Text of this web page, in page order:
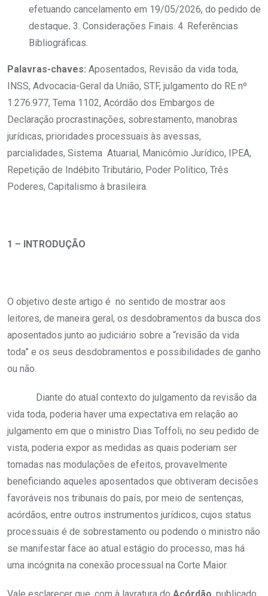
efetuando cancelamento em 19/05/2026, do pedido de
destaque. 3. Considerações Finais. 4. Referências
Bibliográficas.
Palavras-chaves: Aposentados, Revisão da vida toda,
INSS, Advocacia-Geral da União, STF, julgamento do RE nº
1.276.977, Tema 1102, Acórdão dos Embargos de
Declaração procrastinações, sobrestamento, manobras
jurídicas, prioridades processuais às avessas,
parcialidades, Sistema Atuarial, Manicômio Jurídico, IPEA,
Repetição de Indébito Tributário, Poder Político, Três
Poderes, Capitalismo à brasileira.
1 – INTRODUÇÃO
O objetivo deste artigo é no sentido de mostrar aos
leitores, de maneira geral, os desdobramentos da busca dos
aposentados junto ao judiciário sobre a “revisão da vida
toda” e os seus desdobramentos e possibilidades de ganho
ou não.
Diante do atual contexto do julgamento da revisão da
vida toda, poderia haver uma expectativa em relação ao
julgamento em que o ministro Dias Toffoli, no seu pedido de
vista, poderia expor as medidas as quais poderiam ser
tomadas nas modulações de efeitos, provavelmente
beneficiando aqueles aposentados que obtiveram decisões
favoráveis nos tribunais do país, por meio de sentenças,
acórdãos, entre outros instrumentos jurídicos, cujos status
processuais é de sobrestamento ou podendo o ministro não
se manifestar face ao atual estágio do processo, mas há
uma incógnita na conexão processual na Corte Maior.